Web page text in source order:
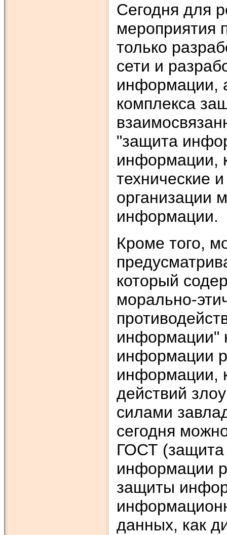
Сегодня для
мероприятия
только
сети и
информации,
комплекса
"защита
информации,
технические
организации
информации.
Кроме того,
который
морально-
информации"
информации
информации,
действий
силами
сегодня
ГОСТ
информации
защиты
данных, как